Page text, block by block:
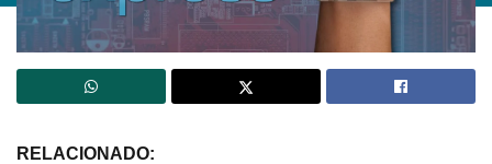
RELACIONADO: